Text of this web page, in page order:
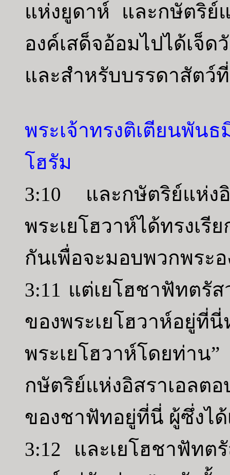
แห่งยูดาห์ และกษัตริย์
องค์เสด็จอ้อมไปได้เจ็
และสำหรับบรรดาสัตว์
พระเจ้าทรงติเตียนพันธ
โฮรัม
3:10 และกษัตริย์แห่ง
พระเยโฮวาห์ได้ทรงเ
กันเพื่อจะมอบพวกพระ
3:11 แต่เยโฮชาฟัทตรั
ของพระเยโฮวาห์อยู่
พระเยโฮวาห์โดยท่
กษัตริย์แห่งอิสราเอลต
ของชาฟัทอยู่ที่นี่ ผู้ซึ่งไ
3:12 และเยโฮชาฟัทต